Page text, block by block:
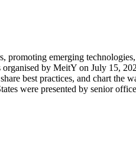
promoting emerging
by MeitY on July 15,
best practices, and chart the
were presented by senior